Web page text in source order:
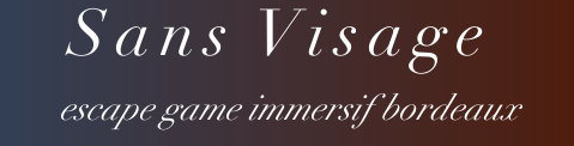
Sans Visage
escape game immersif bordeaux